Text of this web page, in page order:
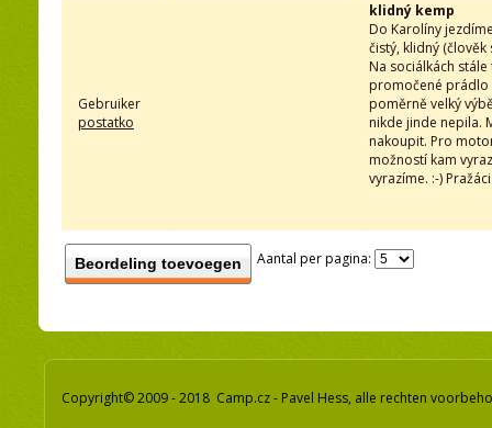
Gebruiker
postatko
klidný kemp
Do Karolíny
čistý, klidný
Na sociálkách
promočené prádlo
poměrně velký
nikde jinde nepila.
nakoupit. Pro
možností kam
vyrazíme. :-) Pražáci
Beordeling toevoegen Aantal per pagina:
Copyright© 2009 - 2018 Camp.cz - Pavel Hess, alle rechten